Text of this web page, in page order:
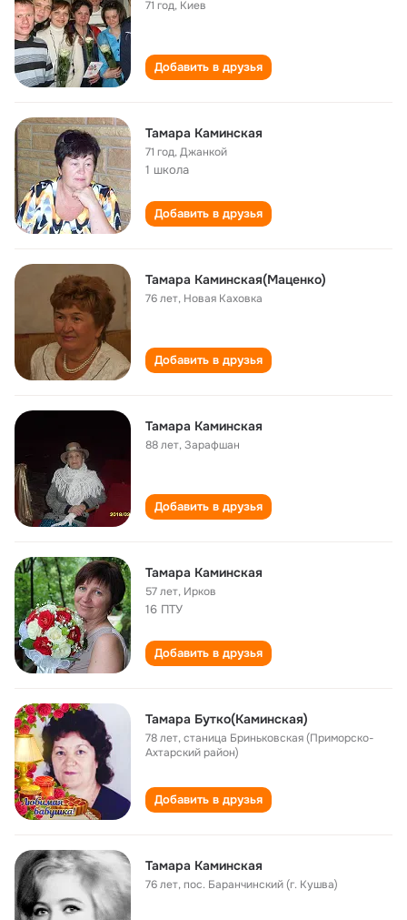
71 год, Киев
Добавить в друзья
Тамара Каминская
71 год,Джанкой
1 школа
Добавить в друзья
Тамара Каминская(Маценко)
76 лет, Новая Каховка
Добавить в друзья
Тамара Каминская
88 лет,Зарафшан
Добавить в друзья
Тамара Каминская
57 лет, Ирков
16 ПТУ
Добавить в друзья
Тамара Бутко(Каминская)
78 лет,станица Бриньковская (Приморско-
Ахтарский район)
Добавить в друзья
Тамара Каминская
76 лет,пос. Баранчинский (г. Кушва)